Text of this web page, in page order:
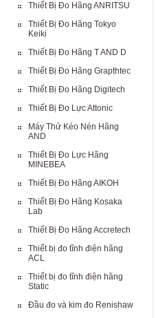
Thiết Bị Đo Hãng ANRITSU
Thiết Bị Đo Hãng Tokyo
Keiki
Thiết Bị Đo Hãng T AND D
Thiết Bị Đo Hãng Grapthtec
Thiết Bị Đo Hãng Digitech
Thiết Bị Đo Lực Attonic
Máy Thử Kéo Nén Hãng
AND
Thiết Bị Đo Lực Hãng
MINEBEA
Thiết Bị Đo Hãng AIKOH
Thiết Bị Đo Hãng Kosaka
Lab
Thiết Bị Đo Hãng Accretech
Thiết bị đo tĩnh điện hãng
ACL
Thiết bị đo tĩnh điện hãng
Static
Đầu đo và kim đo Renishaw